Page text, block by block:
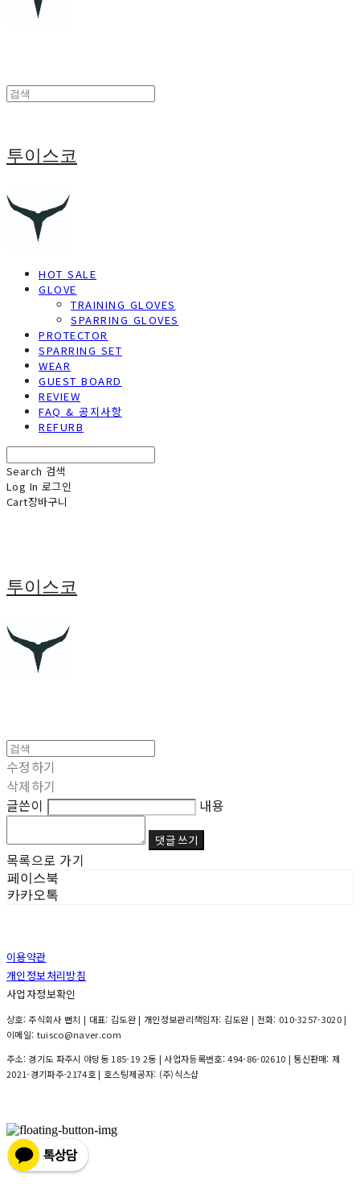
투이스코
HOT SALE
GLOVE
TRAINING GLOVES
SPARRING GLOVES
PROTECTOR
SPARRING SET
WEAR
GUEST BOARD
REVIEW
FAQ & 공지사항
REFURB
Search 검색
Log In 로그인
Cart장바구니
투이스코
수정하기
삭제하기
글쓴이
내용
댓글 쓰기
목록으로 가기
페이스북
카카오톡
이용약관
개인정보처리방침
사업자정보확인
상호: 주식회사 뻔치 | 대표: 김도완 | 개인정보관리책임자: 김도완 | 전화: 010-3257-3020 |
이메일: tuisco@naver.com
주소: 경기도 파주시 야당동 185-19 2동 | 사업자등록번호:494-86-02610 | 통신판매:제
2021-경기파주-2174호| 호스팅제공자: (주)식스샵